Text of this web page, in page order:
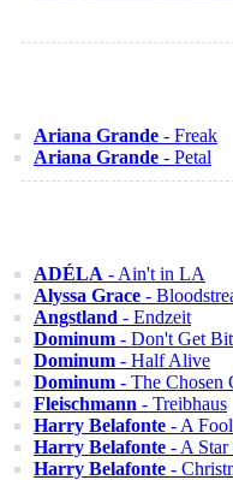
Ariana Grande - Freak
Ariana Grande - Petal
ADÉLA - Ain't in LA
Alyssa Grace -
Angstland - Endzeit
Dominum - Don't Get
Dominum - Half Alive
Dominum - The Chosen
Fleischmann - Treibhaus
Harry Belafonte - A
Harry Belafonte - A Star
Harry Belafonte -